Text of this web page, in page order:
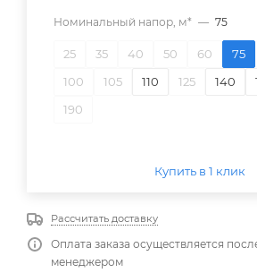
Номинальный напор, м* — 75
25 35 40 50 60 75
100
105 110 125 140
190
Купить в 1 клик
Рассчитать доставку
Оплата заказа осуществляется
менеджером